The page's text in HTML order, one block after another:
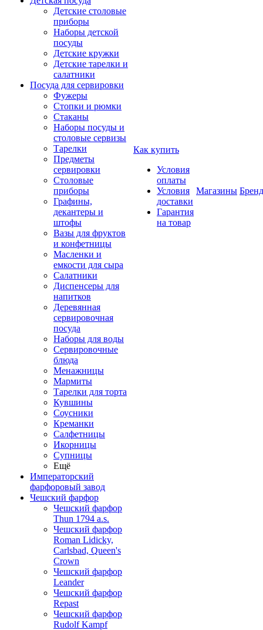
Детские столовые
приборы
Наборы детской
посуды
Детские кружки
Детские тарелки и
салатники
Посуда для сервировки
Фужеры
Стопки и рюмки
Стаканы
Наборы посуды и
столовые сервизы
Тарелки
Предметы
сервировки
Столовые
приборы
Графины,
декантеры и
штофы
Вазы для фруктов
и конфетницы
Масленки и
емкости для сыра
Салатники
Диспенсеры для
напитков
Деревянная
сервировочная
посуда
Наборы для воды
Сервировочные
блюда
Менажницы
Мармиты
Тарелки для торта
Кувшины
Соусники
Креманки
Салфетницы
Икорницы
Супницы
Ещё
Императорский
фарфоровый завод
Чешский фарфор
Чешский фарфор
Thun 1794 a.s.
Чешский фарфор
Roman Lidicky,
Carlsbad, Queen's
Crown
Чешский фарфор
Leander
Чешский фарфор
Repast
Чешский фарфор
Rudolf Kampf
Как купить
Условия
оплаты
Условия
доставки
Гарантия
на товар
Магазины